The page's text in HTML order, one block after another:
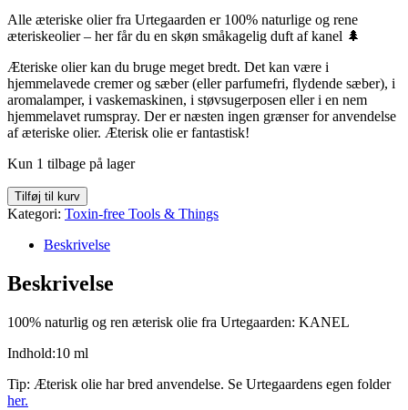
Alle æteriske olier fra Urtegaarden er 100% naturlige og rene
æteriskeolier – her får du en skøn småkagelig duft af kanel 🌲
Æteriske olier kan du bruge meget bredt. Det kan være i
hjemmelavede cremer og sæber (eller parfumefri, flydende sæber), i
aromalamper, i vaskemaskinen, i støvsugerposen eller i en nem
hjemmelavet rumspray. Der er næsten ingen grænser for anvendelse
af æteriske olier. Æterisk olie er fantastisk!
Kun 1 tilbage på lager
Tilføj til kurv
Kategori: Toxin-free Tools & Things
Beskrivelse
Beskrivelse
100% naturlig og ren æterisk olie fra Urtegaarden: KANEL
Indhold:10 ml
Tip: Æterisk olie har bred anvendelse. Se Urtegaardens egen folder
her.